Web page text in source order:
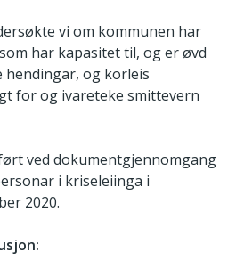
vi om kommunen har
har kapasitet til, og er øvd
hendingar, og korleis
for og ivareteke smittevern
ved dokumentgjennomgang
i kriseleiinga i
2020.